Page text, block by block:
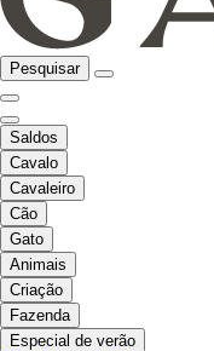
Pesquisar
Saldos
Cavalo
Cavaleiro
Cão
Gato
Animais
Criação
Fazenda
Especial de verão